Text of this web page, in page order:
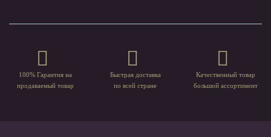
100% Гарантия на
продаваемый товар
Быстрая доставка
по всей стране
Качественный товар
большой ассортимент